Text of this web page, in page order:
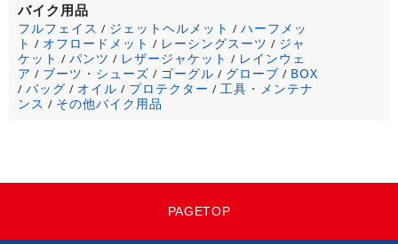
バイク用品
フルフェイス / ジェットヘルメット / ハーフメッ
ト / オフロードメット / レーシングスーツ / ジャ
ケット / パンツ / レザージャケット / レインウェ
ア / ブーツ・シューズ / ゴーグル / グローブ / BOX
/ バッグ / オイル / プロテクター / 工具・メンテナ
ンス / その他バイク用品
PAGETOP